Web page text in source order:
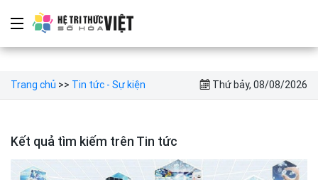
Trang chủ >> Tin tức - Sự kiện Thứ bảy, 08/08/2026
Kết quả tìm kiếm trên Tin tức